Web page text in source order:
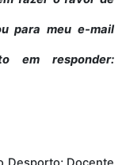
para meu e-mail
em responder: